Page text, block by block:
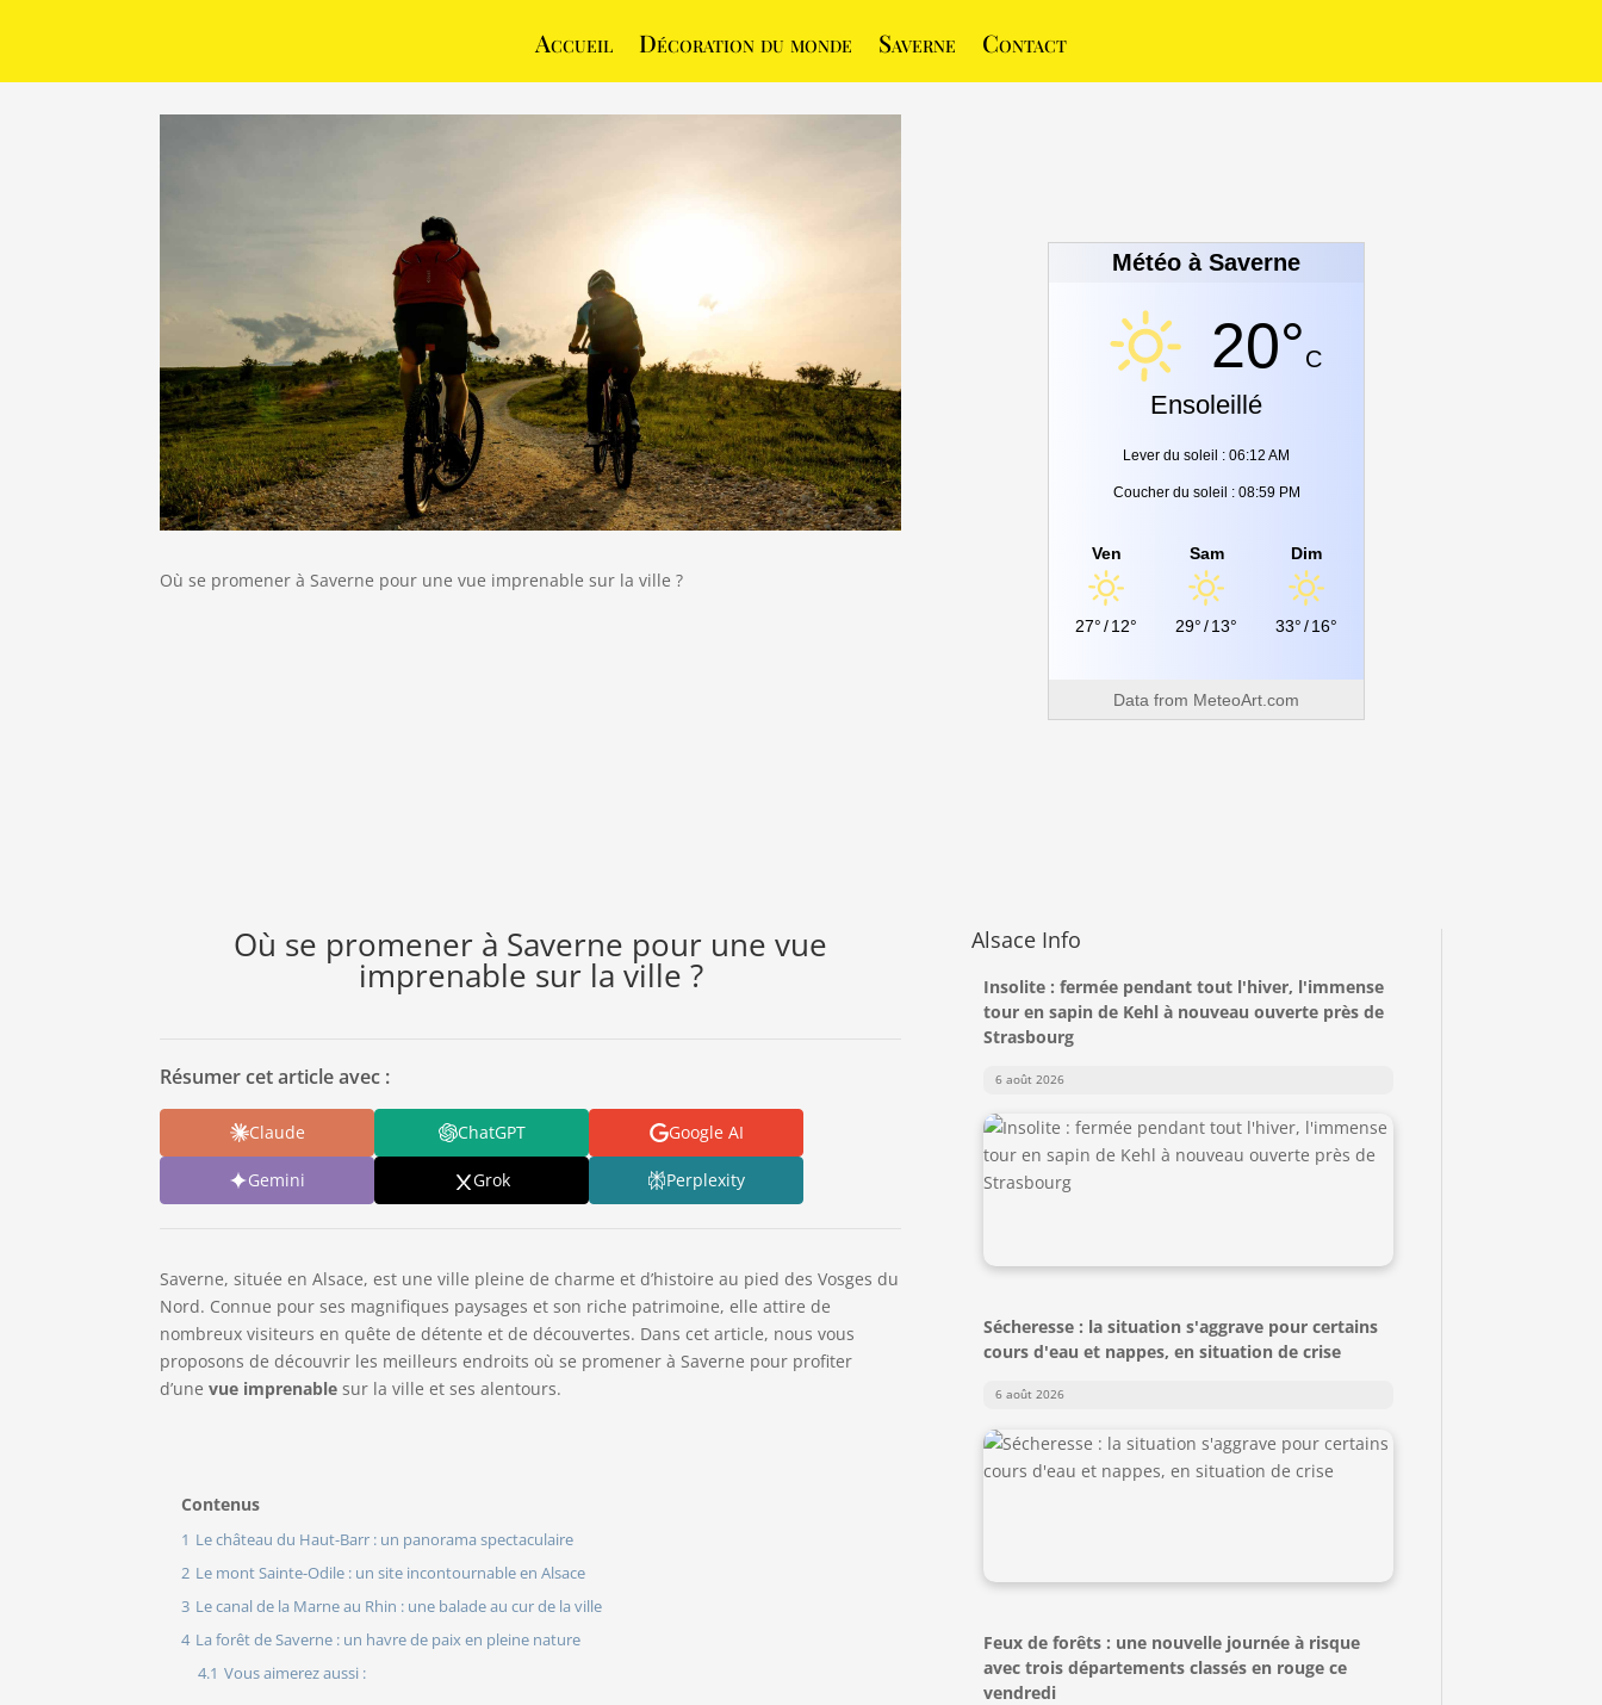
Accueil Décoration du monde Saverne Contact
Où se promener à Saverne pour une vue imprenable sur la ville ?
Météo à Saverne
20°C
Ensoleillé
Lever du soleil : 06:12 AM
Coucher du soleil : 08:59 PM
Ven
27° /12°
Sam
29° /13°
Dim
33° /16°
Data from MeteoArt.com
Où se promener à Saverne pour une vue
imprenable sur la ville ?
Résumer cet article avec :
Claude ChatGPT Google AI
Gemini Grok Perplexity
Saverne, située en Alsace, est une ville pleine de charme et d’histoire au pied des Vosges du
Nord. Connue pour ses magnifiques paysages et son riche patrimoine, elle attire de
nombreux visiteurs en quête de détente et de découvertes. Dans cet article, nous vous
proposons de découvrir les meilleurs endroits où se promener à Saverne pour profiter
d’unevue imprenable sur la ville et ses alentours.
Contenus
1 Le château du Haut-Barr : un panorama spectaculaire
2 Le mont Sainte-Odile : un site incontournable en Alsace
3 Le canal de la Marne au Rhin : une balade au cur de la ville
4 La forêt de Saverne : un havre de paix en pleine nature
4.1 Vous aimerez aussi :
Alsace Info
Insolite : fermée pendant tout l'hiver, l'immense
tour en sapin de Kehl à nouveau ouverte près de
Strasbourg
6 août 2026
Sécheresse : la situation s'aggrave pour certains
cours d'eau et nappes, en situation de crise
6 août 2026
Feux de forêts : une nouvelle journée à risque
avec trois départements classés en rouge ce
vendredi